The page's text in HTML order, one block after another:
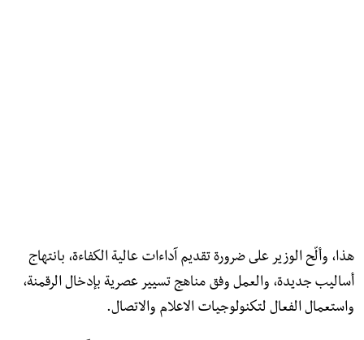
هذا، وألّح الوزير على ضرورة تقديم آداءات عالية الكفاءة، بانتهاج
أساليب جديدة، والعمل وفق مناهج تسيير عصرية بإدخال الرقمنة،
واستعمال الفعال لتكنولوجيات الاعلام والاتصال.